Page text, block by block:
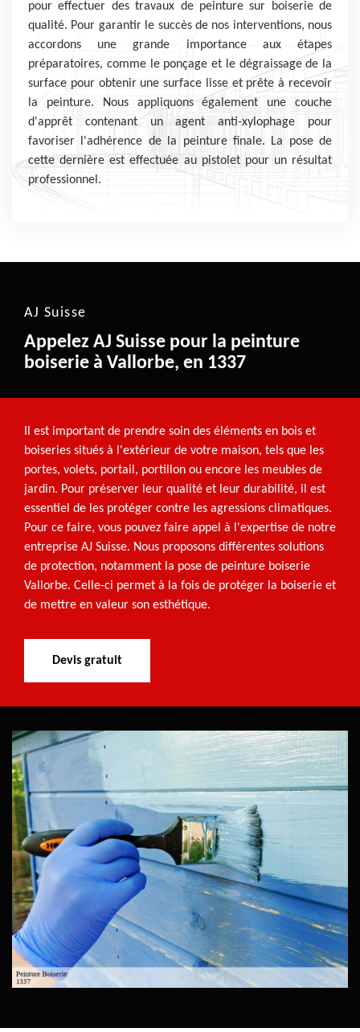
pour effectuer des travaux de peinture sur boiserie de
qualité. Pour garantir le succès de nos interventions, nous
accordons une grande importance aux étapes
préparatoires, comme le ponçage et le dégraissage de la
surface pour obtenir une surface lisse et prête à recevoir
la peinture. Nous appliquons également une couche
d'apprêt contenant un agent anti-xylophage pour
favoriser l'adhérence de la peinture finale. La pose de
cette dernière est effectuée au pistolet pour un résultat
professionnel.
AJ Suisse
Appelez AJ Suisse pour la peinture
boiserie à Vallorbe, en 1337
Il est important de prendre soin des éléments en bois et
boiseries situés à l'extérieur de votre maison, tels que les
portes, volets, portail, portillon ou encore les meubles de
jardin. Pour préserver leur qualité et leur durabilité, il est
essentiel de les protéger contre les agressions climatiques.
Pour ce faire, vous pouvez faire appel à l'expertise de notre
entreprise AJ Suisse. Nous proposons différentes solutions
de protection, notamment la pose de peinture boiserie
Vallorbe. Celle-ci permet à la fois de protéger la boiserie et
de mettre en valeur son esthétique.
Devis gratuit